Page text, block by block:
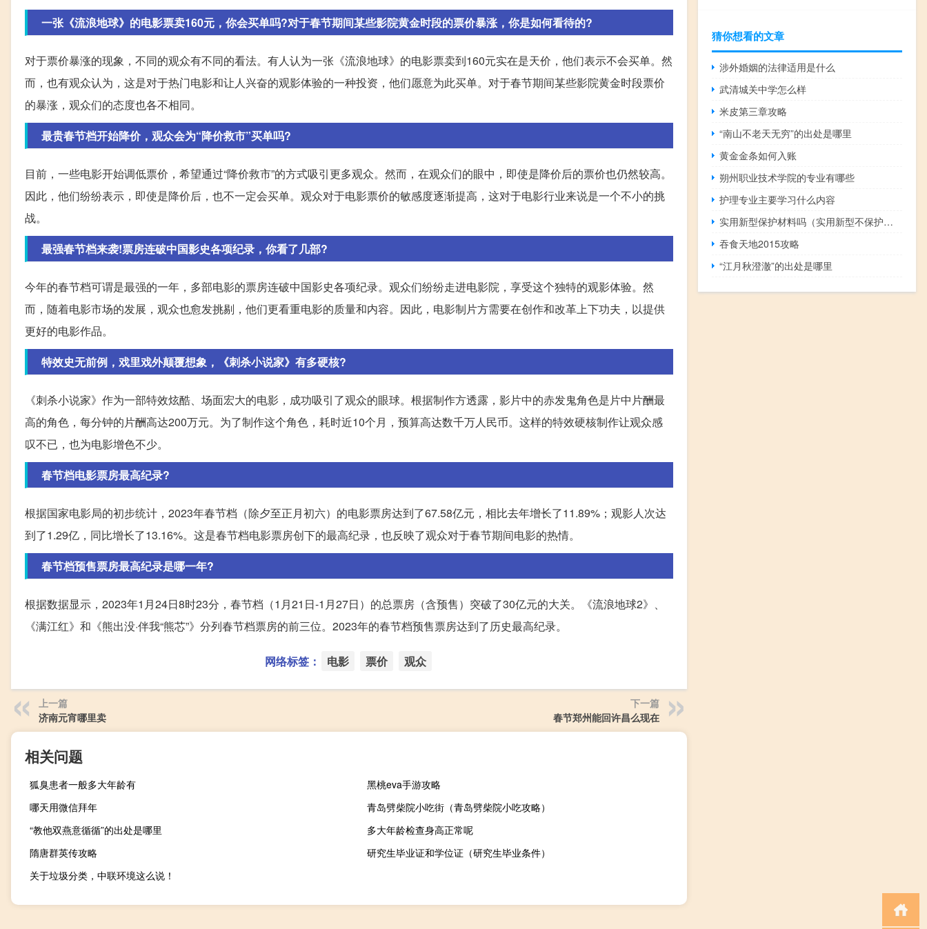
一张《流浪地球》的电影票卖160元，你会买单吗?对于春节期间某些影院黄金时段的票价暴涨，你是如何看待的?
对于票价暴涨的现象，不同的观众有不同的看法。有人认为一张《流浪地球》的电影票卖到160元实在是天价，他们表示不会买单。然
而，也有观众认为，这是对于热门电影和让人兴奋的观影体验的一种投资，他们愿意为此买单。对于春节期间某些影院黄金时段票价
的暴涨，观众们的态度也各不相同。
最贵春节档开始降价，观众会为“降价救市”买单吗?
目前，一些电影开始调低票价，希望通过“降价救市”的方式吸引更多观众。然而，在观众们的眼中，即使是降价后的票价也仍然较高。
因此，他们纷纷表示，即使是降价后，也不一定会买单。观众对于电影票价的敏感度逐渐提高，这对于电影行业来说是一个不小的挑
战。
最强春节档来袭!票房连破中国影史各项纪录，你看了几部?
今年的春节档可谓是最强的一年，多部电影的票房连破中国影史各项纪录。观众们纷纷走进电影院，享受这个独特的观影体验。然
而，随着电影市场的发展，观众也愈发挑剔，他们更看重电影的质量和内容。因此，电影制片方需要在创作和改革上下功夫，以提供
更好的电影作品。
特效史无前例，戏里戏外颠覆想象，《刺杀小说家》有多硬核?
《刺杀小说家》作为一部特效炫酷、场面宏大的电影，成功吸引了观众的眼球。根据制作方透露，影片中的赤发鬼角色是片中片酬最
高的角色，每分钟的片酬高达200万元。为了制作这个角色，耗时近10个月，预算高达数千万人民币。这样的特效硬核制作让观众感
叹不已，也为电影增色不少。
春节档电影票房最高纪录?
根据国家电影局的初步统计，2023年春节档（除夕至正月初六）的电影票房达到了67.58亿元，相比去年增长了11.89%；观影人次达
到了1.29亿，同比增长了13.16%。这是春节档电影票房创下的最高纪录，也反映了观众对于春节期间电影的热情。
春节档预售票房最高纪录是哪一年?
根据数据显示，2023年1月24日8时23分，春节档（1月21日-1月27日）的总票房（含预售）突破了30亿元的大关。《流浪地球2》、
《满江红》和《熊出没·伴我“熊芯”》分列春节档票房的前三位。2023年的春节档预售票房达到了历史最高纪录。
网络标签： 电影 票价 观众
上一篇
济南元宵哪里卖
下一篇
春节郑州能回许昌么现在
相关问题
狐臭患者一般多大年龄有
黑桃eva手游攻略
哪天用微信拜年
青岛劈柴院小吃街（青岛劈柴院小吃攻略）
“教他双燕意循循”的出处是哪里
多大年龄检查身高正常呢
隋唐群英传攻略
研究生毕业证和学位证（研究生毕业条件）
关于垃圾分类，中联环境这么说！
猜你想看的文章
涉外婚姻的法律适用是什么
武清城关中学怎么样
米皮第三章攻略
“南山不老天无穷”的出处是哪里
黄金金条如何入账
朔州职业技术学院的专业有哪些
护理专业主要学习什么内容
实用新型保护材料吗（实用新型不保护材料）
吞食天地2015攻略
“江月秋澄澈”的出处是哪里